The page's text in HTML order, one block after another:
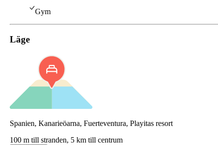
Gym
Läge
Spanien, Kanarieöarna, Fuerteventura, Playitas resort
100 m till stranden, 5 km till centrum